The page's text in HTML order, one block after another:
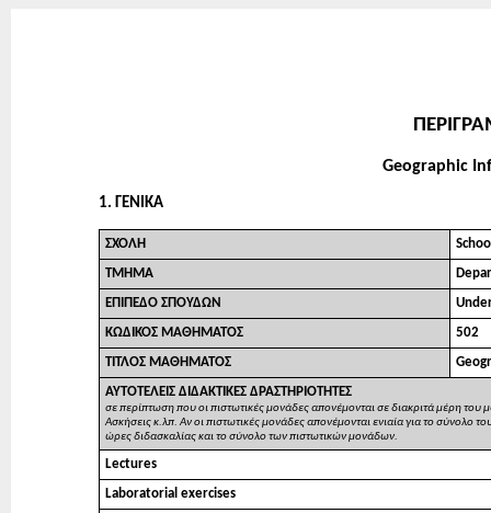
Geographic
1. ΓΕΝΙΚΑ
ΣΧΟΛΗ
ΤΜΗΜΑ
ΕΠΙΠΕΔΟ ΣΠΟΥΔΩΝ
ΚΩΔΙΚΟΣ ΜΑΘΗΜΑΤΟΣ 502
ΤΙΤΛΟΣ ΜΑΘΗΜΑΤΟΣ
ΑΥΤΟΤΕΛΕΙΣ ΔΙΔΑΚΤΙΚΕΣ ΔΡΑΣΤΗΡΙΟΤΗΤΕΣ
σε περίπτωση που οι πιστωτικές μονάδες απονέμονται σε διακριτά μέρη του
Ασκήσεις κ.λπ. Αν οι πιστωτικές μονάδες απονέμονται ενιαία για το σύνολο
ώρες διδασκαλίας και το σύνολο των πιστωτικών μονάδων.
Lectures
Laboratorial exercises